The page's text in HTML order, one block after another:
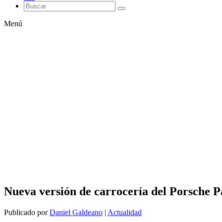
Menú
Nueva versión de carrocería del Porsche
Publicado porDaniel Galdeano | Actualidad